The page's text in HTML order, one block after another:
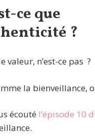
ce que
?
valeur, n’est-ce pas ?
la bienveillance,
écouté l’épisode 10